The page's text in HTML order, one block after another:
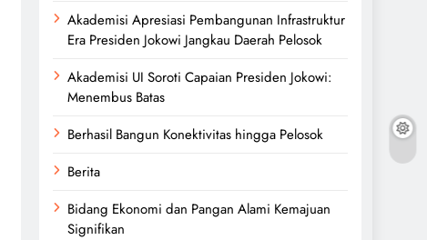
Akademisi Apresiasi Pembangunan Infrastruktur
Era Presiden Jokowi Jangkau Daerah Pelosok
Akademisi UI Soroti Capaian Presiden Jokowi:
Menembus Batas
Berhasil Bangun Konektivitas hingga Pelosok
Berita
Bidang Ekonomi dan Pangan Alami Kemajuan
Signifikan